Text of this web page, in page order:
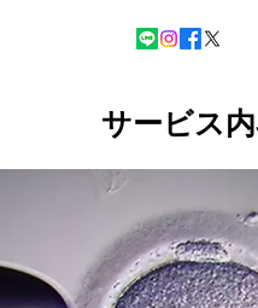
サービス